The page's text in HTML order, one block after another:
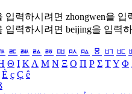
입력하시려면 zhongwen을 입
입력하시려면 beijing을 입력
ㅪ ㅫ ㅬ ㅭ ㅮ ㅯ ㅰ ㅱ ㅲ ㅳ
Θ Ι ΚΛ Μ Ν Ξ Ο Π Ρ Σ ΤΥ Φ
È ç Ç ê